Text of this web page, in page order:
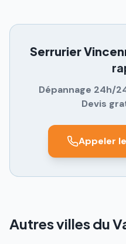
Serrurier
Dépannage 24h/
Devis
Appeler
Autres villes du